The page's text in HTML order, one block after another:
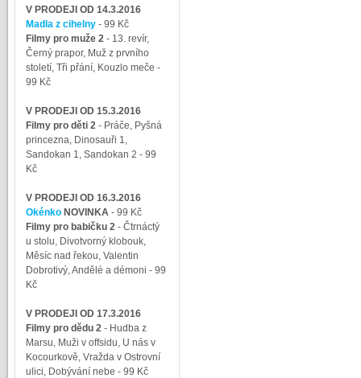
V PRODEJI OD 14.3.2016
Madla z cihelny - 99 Kč
Filmy pro muže 2- 13. revír,
Černý prapor, Muž z prvního
století, Tři přání, Kouzlo meče -
99 Kč
V PRODEJI OD 15.3.2016
Filmy pro děti 2- Práče, Pyšná
princezna, Dinosauři 1,
Sandokan 1, Sandokan 2 - 99
Kč
V PRODEJI OD 16.3.2016
Okénko NOVINKA - 99 Kč
Filmy pro babičku 2- Čtrnáctý
u stolu, Divotvorný klobouk,
Měsíc nad řekou, Valentin
Dobrotivý, Andělé a démoni - 99
Kč
V PRODEJI OD 17.3.2016
Filmy pro dědu 2- Hudba z
Marsu, Muži v offsidu, U nás v
Kocourkově, Vražda v Ostrovní
ulici, Dobývání nebe - 99 Kč